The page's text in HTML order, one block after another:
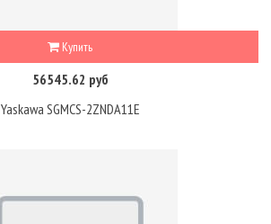
Купить
56545.62 руб
Yaskawa SGMCS-2ZNDA11E